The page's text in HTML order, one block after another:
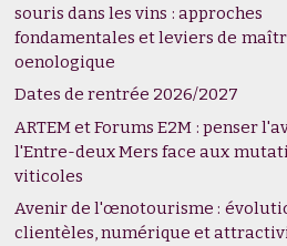
souris dans les vins : approches
fondamentales et leviers de
oenologique
Dates de rentrée 2026/2027
ARTEM et Forums E2M : penser
l'Entre-deux Mers face aux
viticoles
Avenir de l'œnotourisme :
clientèles, numérique et